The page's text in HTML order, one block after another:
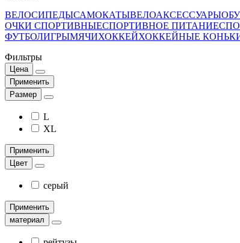
ВЕЛОСИПЕДЫСАМОКАТЫВЕЛОАКСЕССУАРЫ
ОЧКИ СПОРТИВНЫЕСПОРТИВНОЕ ПИТАНИЕ
ФУТБОЛИГРЫМЯЧИХОККЕЙХОККЕЙНЫЕ
Фильтры
Цена
Применить
Размер
L
XL
Применить
Цвет
серый
Применить
материал